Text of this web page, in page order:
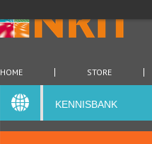
HOME STORE
KENNISBANK